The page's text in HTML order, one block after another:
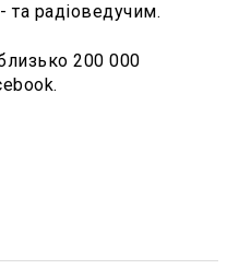
та радіоведучим.
200 000